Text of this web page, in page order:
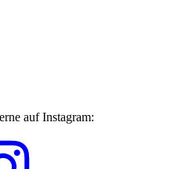
auf Instagram: